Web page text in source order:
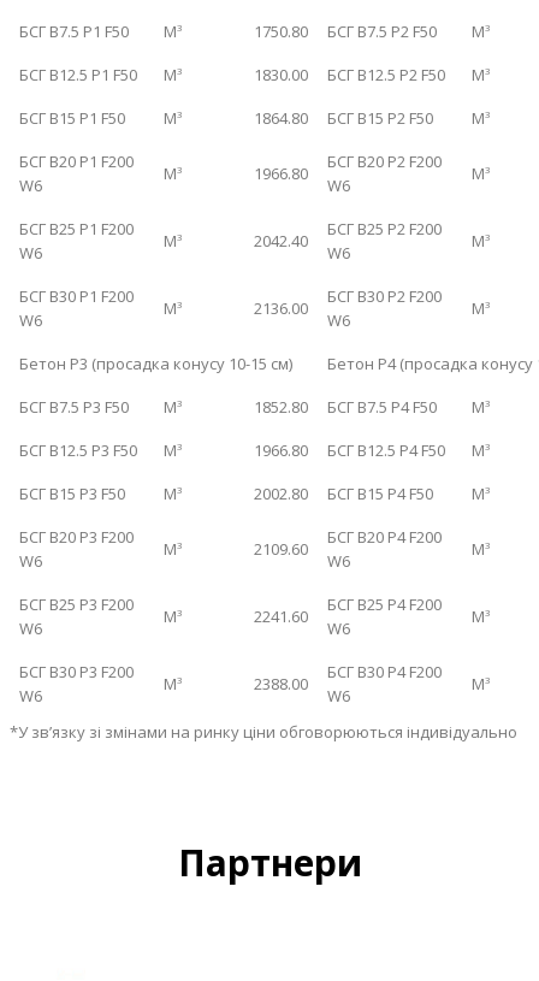
БСГ B7.5 P1 F50
М3 1750.80 БСГ B7.5 P2 F50 М3
БСГ B12.5 P1 F50 М3 1830.00 БСГ B12.5 P2 F50 М3
БСГ B15 P1 F50 М3 1864.80 БСГ B15 P2 F50 М3
БСГ B20 P1 F200
W6
М3 1966.80
БСГ B20 P2 F200
W6
М3
БСГ B25 P1 F200
W6
М3 2042.40
БСГ B25 P2 F200
W6
М3
БСГ B30 P1 F200
W6
М3 2136.00
БСГ B30 P2 F200
W6
М3
Бетон Р3 (просадка конусу 10-15 см)
Бетон Р4 (просадка конусу
БСГ B7.5 P3 F50
М3 1852.80 БСГ B7.5 P4 F50 М3
БСГ B12.5 P3 F50 М3 1966.80 БСГ B12.5 P4 F50 М3
БСГ B15 P3 F50 М3 2002.80 БСГ B15 P4 F50 М3
БСГ B20 P3 F200
W6
М3 2109.60
БСГ B20 P4 F200
W6
М3
БСГ B25 P3 F200
W6
М3 2241.60
БСГ B25 P4 F200
W6
М3
БСГ B30 P3 F200
W6
М3 2388.00
БСГ B30 P4 F200
W6
М3
*У зв’язку зі змінами на ринку ціни обговорюються індивідуально
Партнери